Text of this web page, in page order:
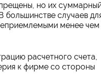
но их
большинстве случаев
менее чем
расчетного счета,
к фирме со стороны